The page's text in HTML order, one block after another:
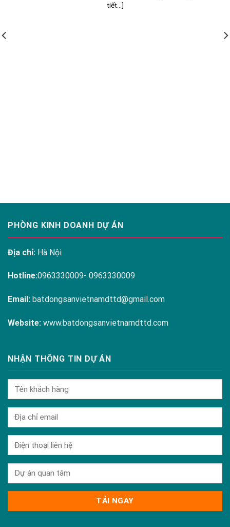
tiết...]
PHÒNG KINH DOANH DỰ ÁN
Địa chỉ: Hà Nội
Hotline:0963330009- 0963330009
Email: batdongsanvietnamdttd@gmail.com
Website: www.batdongsanvietnamdttd.com
NHẬN THÔNG TIN DỰ ÁN